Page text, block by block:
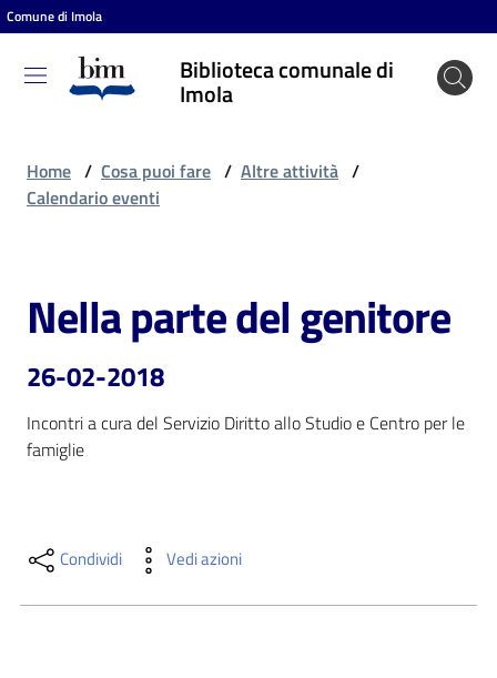
Vai al contenuto
Vai alla navigazione
Vai al footer
Comune di Imola
Biblioteca comunale di
Imola
Biblioteca
comunale
Cosa
puoi
fare
Home / Cosa puoi fare / Altre attività /
Calendario eventi
Salta al contenuto
Nella parte del genitore
26-02-2018
Incontri a cura del Servizio Diritto allo Studio e Centro per le
famiglie
Condividi Vedi azioni